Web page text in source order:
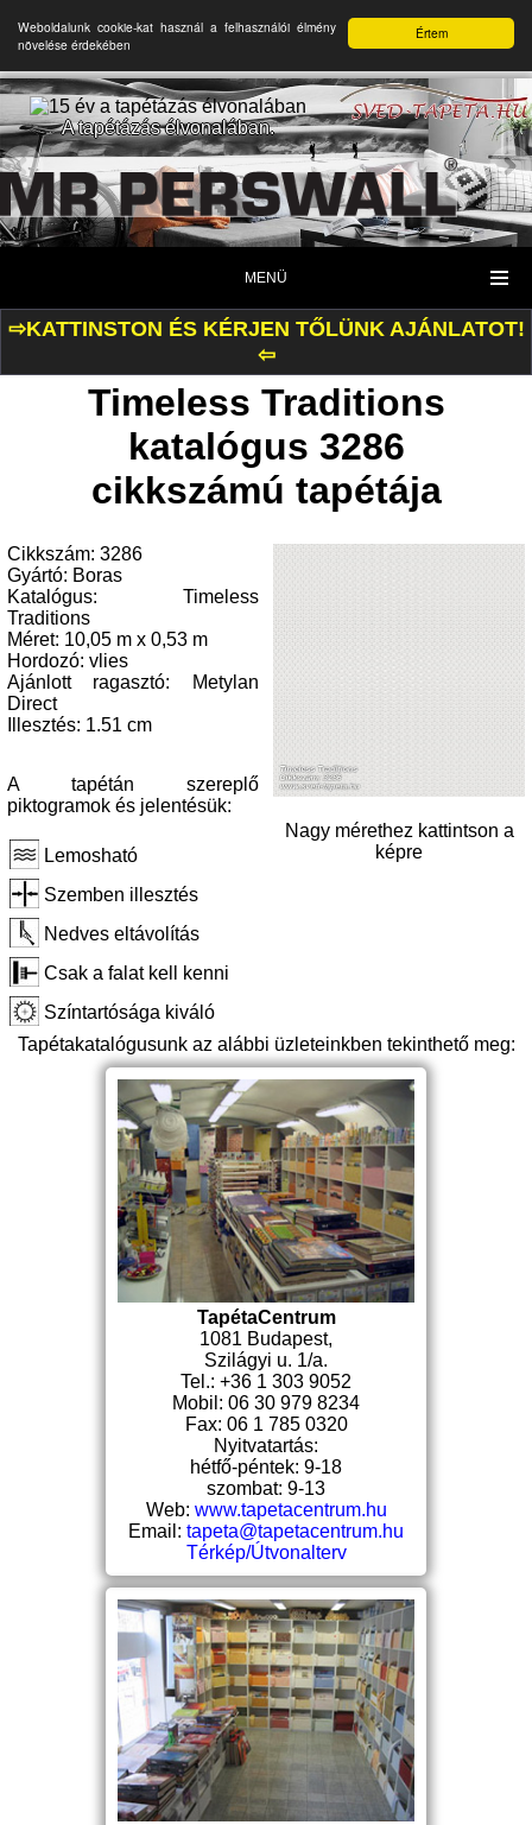
Értem
Weboldalunk cookie-kat használ a felhasználói élmény
növelése érdekében
A tapétázás élvonalában.
MENÜ
⇨KATTINSTON ÉS KÉRJEN TŐLÜNK AJÁNLATOT!
⇦
Timeless Traditions
katalógus 3286
cikkszámú tapétája
Cikkszám: 3286
Gyártó: Boras
Katalógus: Timeless
Traditions
Méret: 10,05 m x 0,53 m
Hordozó: vlies
Ajánlott ragasztó: Metylan
Direct
Illesztés: 1.51 cm
A tapétán szereplő
piktogramok és jelentésük:
Lemosható
Szemben illesztés
Nedves eltávolítás
Csak a falat kell kenni
Színtartósága kiváló
Nagy mérethez kattintson a
képre
Tapétakatalógusunk az alábbi üzleteinkben tekinthető meg:
TapétaCentrum
1081 Budapest,
Szilágyi u. 1/a.
Tel.: +36 1 303 9052
Mobil: 06 30 979 8234
Fax: 06 1 785 0320
Nyitvatartás:
hétfő-péntek: 9-18
szombat: 9-13
Web: www.tapetacentrum.hu
Email: tapeta@tapetacentrum.hu
Térkép/Útvonalterv